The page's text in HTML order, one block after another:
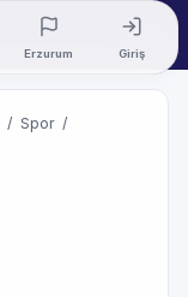
Erzurum Giriş
/ Spor /